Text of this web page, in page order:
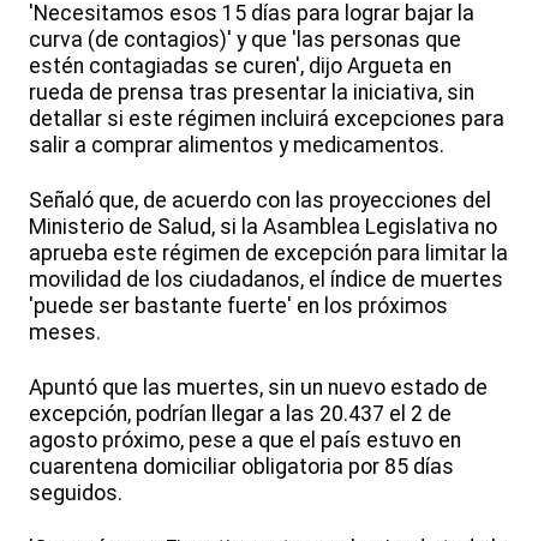
'Necesitamos esos 15 días para lograr bajar la
curva (de contagios)' y que 'las personas que
estén contagiadas se curen', dijo Argueta en
rueda de prensa tras presentar la iniciativa, sin
detallar si este régimen incluirá excepciones para
salir a comprar alimentos y medicamentos.
Señaló que, de acuerdo con las proyecciones del
Ministerio de Salud, si la Asamblea Legislativa no
aprueba este régimen de excepción para limitar la
movilidad de los ciudadanos, el índice de muertes
'puede ser bastante fuerte' en los próximos
meses.
Apuntó que las muertes, sin un nuevo estado de
excepción, podrían llegar a las 20.437 el 2 de
agosto próximo, pese a que el país estuvo en
cuarentena domiciliar obligatoria por 85 días
seguidos.